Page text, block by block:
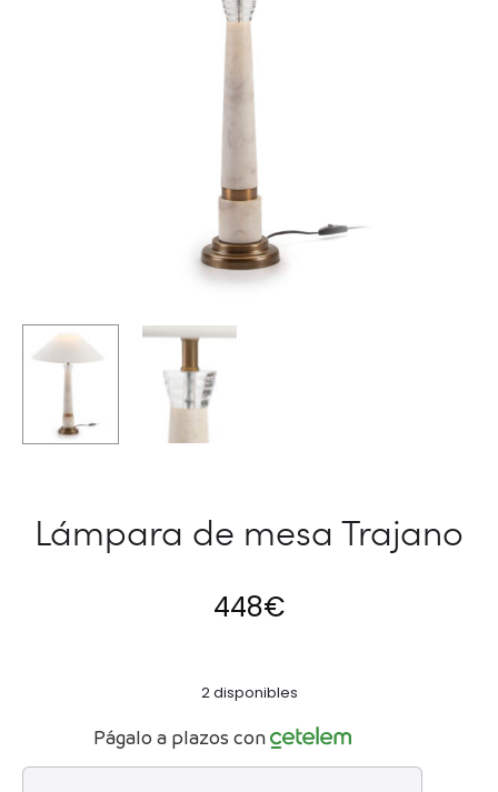
Lámpara de mesa Trajano
448€
2 disponibles
Págalo a plazos con